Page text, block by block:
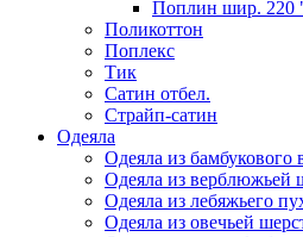
Поплин шир. 220
Поликоттон
Поплекс
Тик
Сатин отбел.
Страйп-сатин
Одеяла
Одеяла из бамбукового
Одеяла из верблюжьей
Одеяла из лебяжьего
Одеяла из овечьей